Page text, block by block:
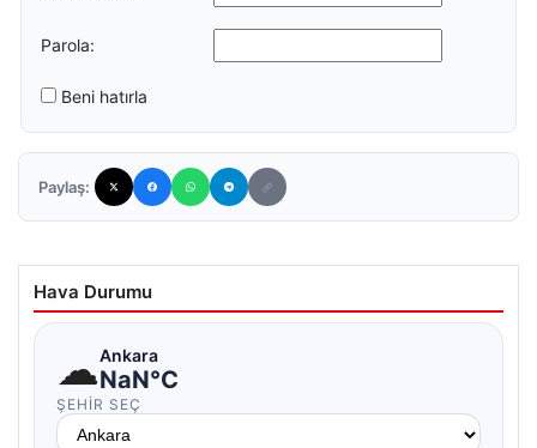
Parola:
Beni hatırla
Paylaş:
Hava Durumu
☁Ankara
NaN°C
ŞEHIR SEÇ